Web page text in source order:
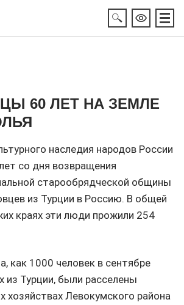
60 ЛЕТ НА ЗЕМЛЕ
наследия народов России
со дня возвращения
старообрядческой общины
из Турции в Россию. В общей
краях эти люди прожили 254
как 1000 человек в сентябре
из Турции, были расселены
хозяйствах Левокумского района